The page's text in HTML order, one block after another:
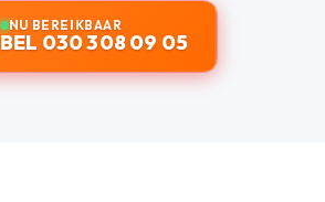
NU BEREIKBAAR
BEL 030 308 09 05